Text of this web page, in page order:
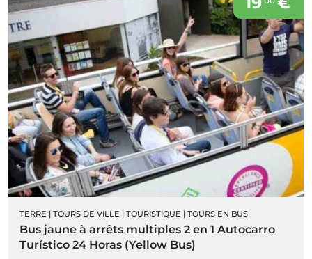
TERRE | TOURS DE VILLE | TOURISTIQUE | TOURS EN BUS
Bus jaune à arrêts multiples 2 en 1 Autocarro
Turístico 24 Horas (Yellow Bus)